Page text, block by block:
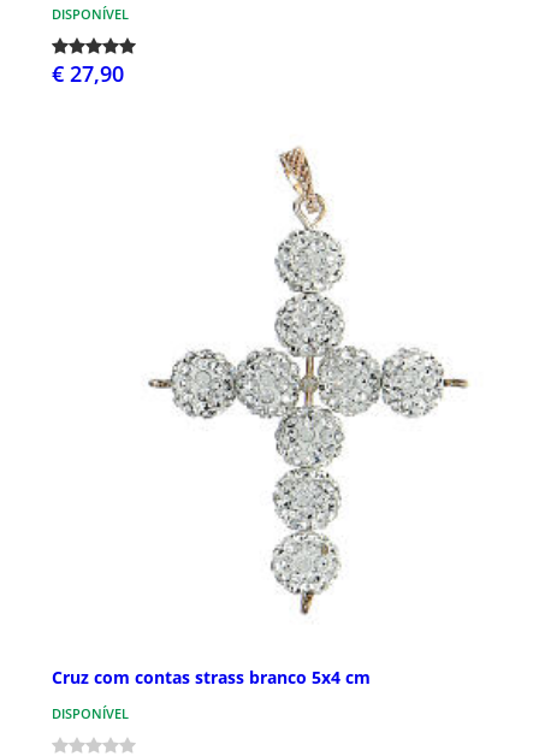
DISPONÍVEL
€ 27,90
Cruz com contas strass branco 5x4 cm
DISPONÍVEL